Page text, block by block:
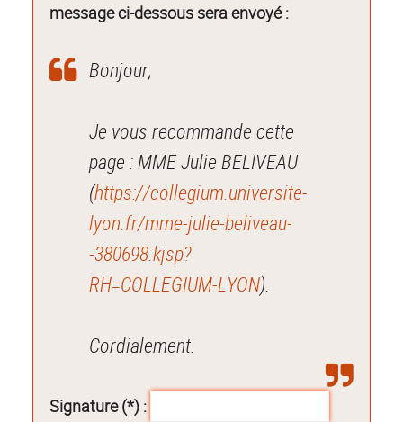
message ci-dessous sera envoyé :
Bonjour,
Je vous recommande cette
page : MME Julie BELIVEAU
(https://collegium.universite-
lyon.fr/mme-julie-beliveau-
-380698.kjsp?
RH=COLLEGIUM-LYON).
Cordialement.
Signature (*) :